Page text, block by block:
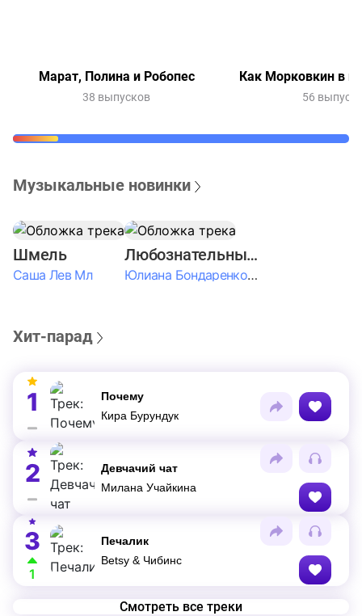
Марат, Полина и Робопес
38 выпусков
Как Морковкин в
56
Музыкальные новинки
Шмель
Саша Лев Мл
Любознательные Дети
Юлиана Бондаренко & Амелия Колпакова & Егор Егоров & Валерия Шевченко & Ксюша Косичкина
Хит-парад
1
Почему
Кира Бурундук
2
Девчачий чат
Милана Учайкина
3
1
Печалик
Betsy & Чибинс
Смотреть все треки